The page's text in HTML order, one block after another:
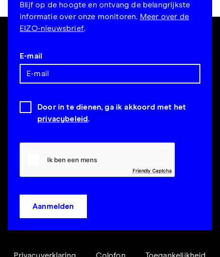
Blijf op de hoogte en ontvang de belangrijkste
informatie over onze monitoren. Meer over de
EIZO-nieuwsbrief.
E-mail
Door in te dienen, ga ik akkoord met het
privacybeleid.
Friendly Captcha
Aanmelden
Privacyverklaring Colofon Toegankelijkheid